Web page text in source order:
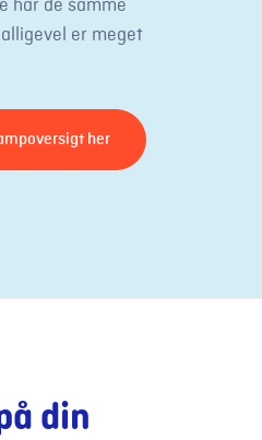
har de samme
er meget
her
din